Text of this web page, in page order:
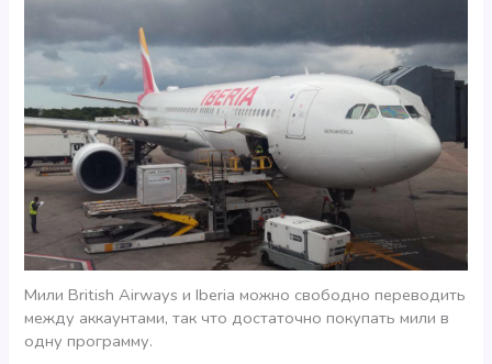
Мили British Airways и Iberia можно свободно переводить
между аккаунтами, так что достаточно покупать мили в
одну программу.